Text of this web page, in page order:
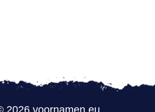
2026 voornamen.eu